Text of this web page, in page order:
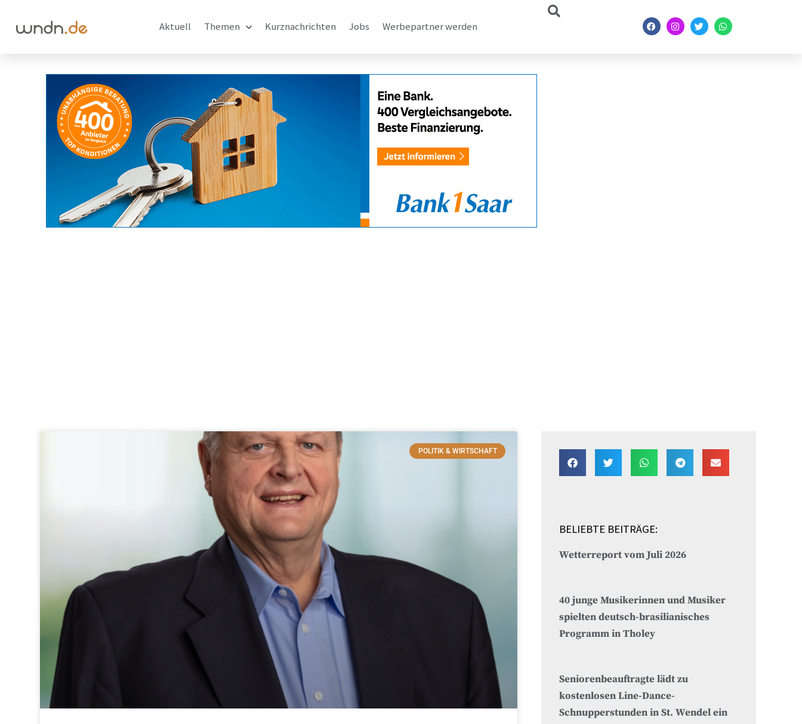
Aktuell Themen Kurznachrichten Jobs Werbepartner werden
POLITIK & WIRTSCHAFT
BELIEBTE BEITRÄGE:
Wetterreport vom Juli 2026
40 junge Musikerinnen und Musiker
spielten deutsch-brasilianisches
Programm in Tholey
Seniorenbeauftragte lädt zu
kostenlosen Line-Dance-
Schnupperstunden in St. Wendel ein